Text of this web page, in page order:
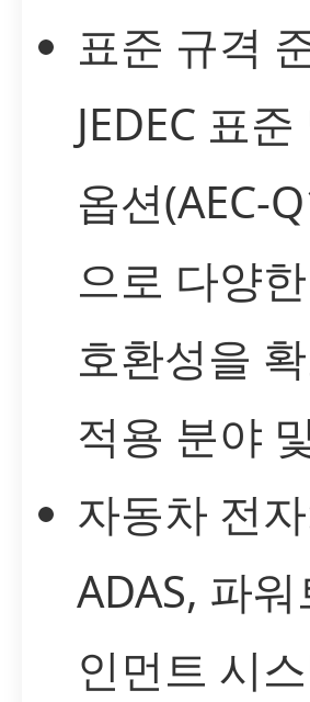
표준 규격
JEDEC 표
옵션(AEC-
으로 다양
호환성을
적용 분야
자동차 전
ADAS, 파
인먼트 시